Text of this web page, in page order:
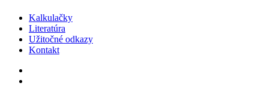
Kalkulačky
Literatúra
Užitočné odkazy
Kontakt